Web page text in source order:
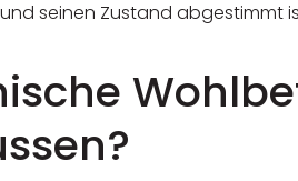
seinen Zustand abgestimmt